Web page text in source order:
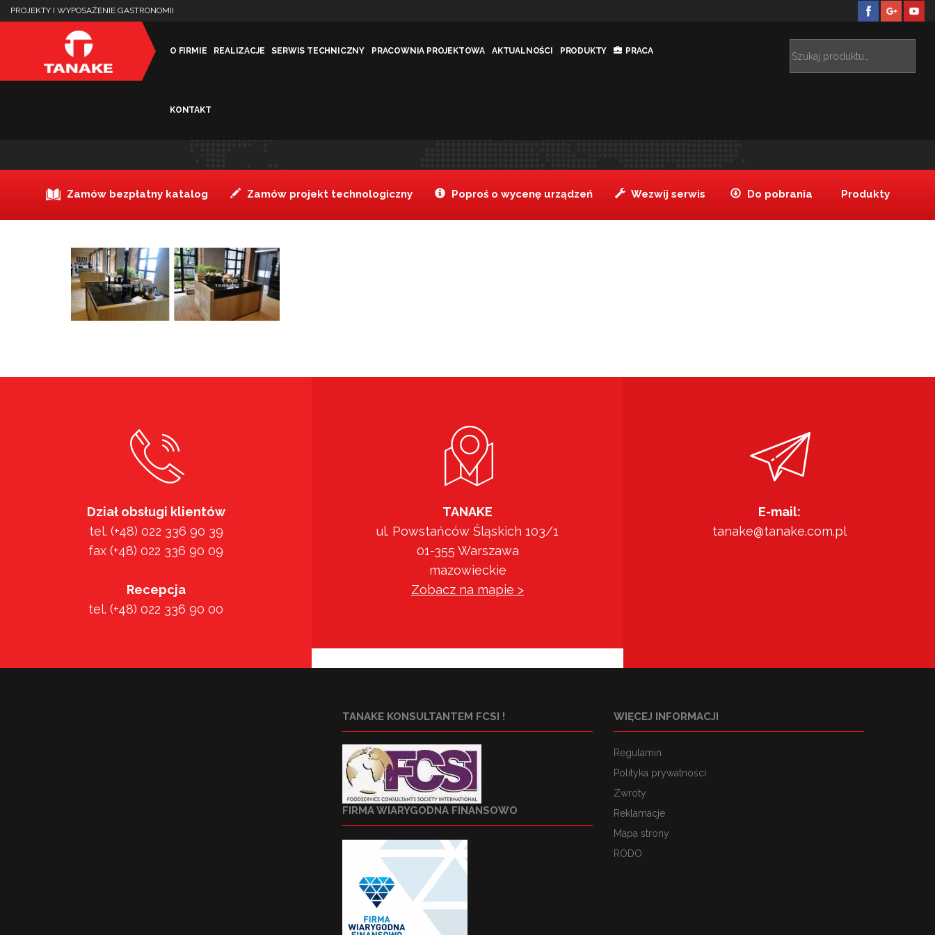
PROJEKTY I WYPOSAŻENIE GASTRONOMII
O FIRMIE REALIZACJE SERWIS TECHNICZNY PRACOWNIA PROJEKTOWA AKTUALNOŚCI PRODUKTY PRACA
KONTAKT
Zamów bezpłatny katalog Zamów projekt technologiczny Poproś o wycenę urządzeń Wezwij serwis Do pobrania Produkty
Dział obsługi klientów
tel. (+48) 022 336 90 39
fax (+48) 022 336 90 09
Recepcja
tel. (+48) 022 336 90 00
TANAKE
ul. Powstańców Śląskich 103/1
01-355 Warszawa
mazowieckie
Zobacz na mapie >
E-mail:
tanake@tanake.com.pl
TANAKE KONSULTANTEM FCSI !
FIRMA WIARYGODNA FINANSOWO
WIĘCEJ INFORMACJI
Regulamin
Polityka prywatności
Zwroty
Reklamacje
Mapa strony
RODO